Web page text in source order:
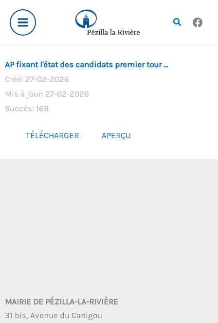
contenu
Rechercher
AP fixant l'état des candidats premier tour ...
Créé: 27-02-2026
Mis à jour: 27-02-2026
Succès: 168
TÉLÉCHARGER APERÇU
MAIRIE DE PÉZILLA-LA-RIVIÈRE
31 bis, Avenue du Canigou